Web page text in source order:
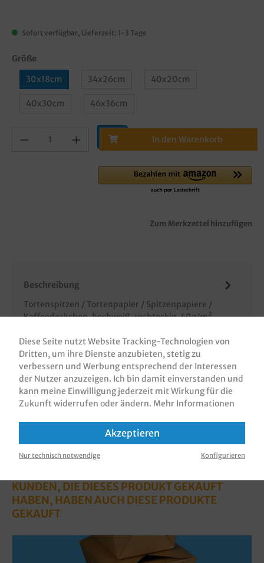
Sofort verfügbar, Lieferzeit: 1-3 Tage
Größe
30x18cm
34x26cm 40x20cm
40x30cm 46x36cm
In den Warenkorb
Zum Merkzettel hinzufügen
Beschreibung
Tortenspitzen / Tortenpapier / Spitzenpapiere /
Kaffeedeckchen, hochweiß, rechteckig, 40g/m²,
Bewertungen
Informationen zur Produktsicherheit
KUNDEN, DIE DIESES PRODUKT GEKAUFT
HABEN, HABEN AUCH DIESE PRODUKTE
GEKAUFT
Diese Seite nutzt Website Tracking-Technologien von
Dritten, um ihre Dienste anzubieten, stetig zu
verbessern und Werbung entsprechend der Interessen
der Nutzer anzuzeigen. Ich bin damit einverstanden und
kann meine Einwilligung jederzeit mit Wirkung für die
Zukunft widerrufen oder ändern. Mehr Informationen
Akzeptieren
Nur technisch notwendige Konfigurieren